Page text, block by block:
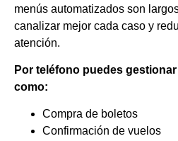
menús automatizados son
canalizar mejor cada caso y
atención.
Por teléfono puedes
como:
Compra de boletos
Confirmación de vuelos